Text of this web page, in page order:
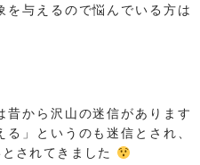
を与えるので悩んでいる方は
昔から沢山の迷信があります
」というのも迷信とされ、
されてきました